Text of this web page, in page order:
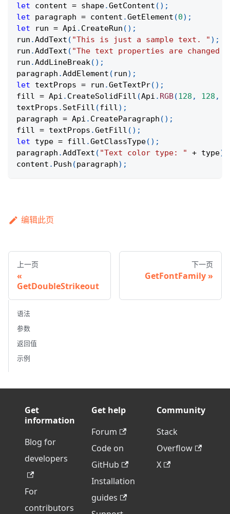
let content = shape.GetContent ( ) ;
let paragraph = content .GetElement (0) ;
let run = Api . CreateRun ( ) ;
run .AddText ( "This is just a sample text. " ) ;
run .AddText ( "The text properties are changed
run .AddLineBreak( ) ;
paragraph .AddElement ( run) ;
let textProps = run .GetTextPr( ) ;
fill = Api . CreateSolidFill (Api . RGB(128 , 128 ,
textProps . SetFill (fill) ;
paragraph = Api . CreateParagraph ( ) ;
fill = textProps .GetFill ( ) ;
let type = fill .GetClassType( ) ;
paragraph .AddText ( "Text color type: " + type)
content . Push (paragraph) ;
编辑此页
上一页
GetDoubleStrikeout
下一页
GetFontFamily
语法
参数
返回值
示例
Get
information
Blog for
developers
For
contributors
Get help
Forum
Code on
GitHub
Installation
guides
Community
Stack
Overflow
X